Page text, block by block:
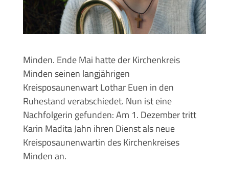
Minden. Ende Mai hatte der Kirchenkreis
Minden seinen langjährigen
Kreisposaunenwart Lothar Euen in den
Ruhestand verabschiedet. Nun ist eine
Nachfolgerin gefunden: Am 1. Dezember tritt
Karin Madita Jahn ihren Dienst als neue
Kreisposaunenwartin des Kirchenkreises
Minden an.